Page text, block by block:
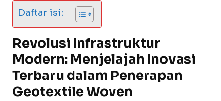
Daftar isi:
Revolusi Infrastruktur
Modern: Menjelajah Inovasi
Terbaru dalam Penerapan
Geotextile Woven